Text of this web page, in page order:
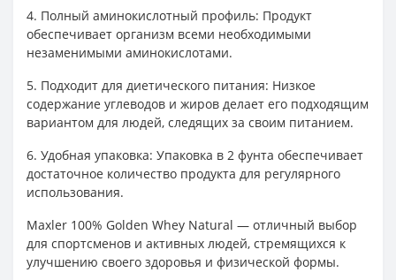
4. Полный аминокислотный профиль: Продукт
обеспечивает организм всеми необходимыми
незаменимыми аминокислотами.
5. Подходит для диетического питания: Низкое
содержание углеводов и жиров делает его подходящим
вариантом для людей, следящих за своим питанием.
6. Удобная упаковка: Упаковка в 2 фунта обеспечивает
достаточное количество продукта для регулярного
использования.
Maxler 100% Golden Whey Natural — отличный выбор
для спортсменов и активных людей, стремящихся к
улучшению своего здоровья и физической формы.